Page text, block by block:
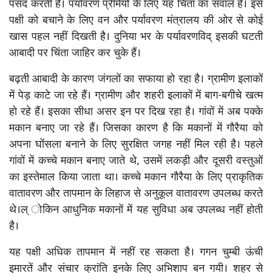
पसंद करती है। पर्यावरण प्रेमियों के लिए यह चिंता का सवाल है। इस
पक्षी को बचाने के लिए वन और पर्यावरण मंत्रालय की ओर से कोई
खास पहल नहीं दिखती है। दुनिया भर के पर्यावरणविद् इसकी घटती
आबादी पर चिंता जाहिर कर चुके हैं।
बढ़ती आबादी के कारण जंगलों का सफाया हो रहा है। ग्रामीण इलाकों
में पेड़ काटे जा रहे हैं। ग्रामीण और शहरी इलाकों में बाग-बगीचे खत्म
हो रहे हैं। इसका सीधा असर इन पर दिख रहा है। गांवों में अब पक्के
मकान बनाए जा रहे हैं। जिसका कारण है कि मकानों में गौरैया को
अपना घोंसला बनाने के लिए सुरक्षित जगह नहीं मिल रही है। पहले
गांवों में कच्चे मकान बनाए जाते थे, उसमें लकड़ी और दूसरी वस्तुओं
का इस्तेमाल किया जाता था। कच्चे मकान गौरैया के लिए प्राकृतिक
वातावरण और तापमान के लिहाज से अनुकूल वातावरण उपलब्ध करते
थे।ल् ोकिन आधुनिक मकानों में यह सुविधा अब उपलब्ध नहीं होती
है।
यह पक्षी अधिक तापमान में नहीं रह सकता है। गगन चुम्बी ऊंची
इमारतें और संचार क्रांति इनके लिए अभिशाप बन गयी। शहर से